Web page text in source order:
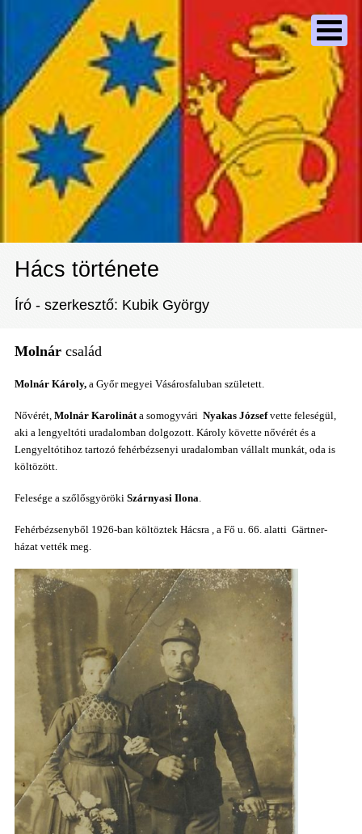
Hács története
Író - szerkesztő: Kubik György
Molnár család
Molnár Károly, a Győr megyei Vásárosfaluban született.
Nővérét, Molnár Karolináta somogyvári Nyakas Józsefvette feleségül,
aki a lengyeltóti uradalomban dolgozott. Károly követte nővérét és a
Lengyeltótihoz tartozó fehérbézsenyi uradalomban vállalt munkát, oda is
költözött.
Felesége a szőlősgyöröki Szárnyasi Ilona.
Fehérbézsenyből 1926-ban költöztek Hácsra , a Fő u. 66. alatti Gärtner-
házat vették meg.